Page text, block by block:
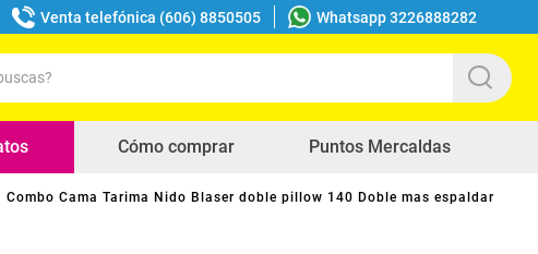
Venta telefónica (606) 8850505 Whatsapp 3226888282
Cómo comprar Puntos Mercaldas
Combo Cama Tarima Nido Blaser doble pillow 140 Doble mas espaldar
buscados